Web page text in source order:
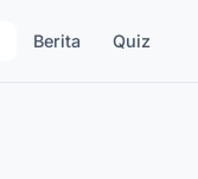
Berita Quiz